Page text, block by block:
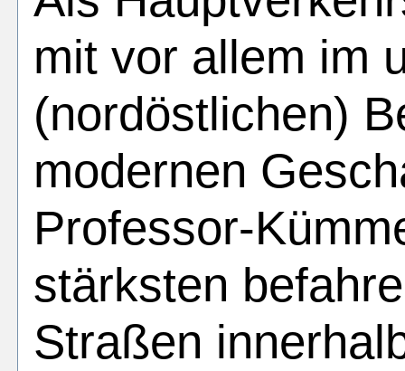
mit vor allem im
(nordöstlichen)
modernen
Professor-
stärksten
Straßen